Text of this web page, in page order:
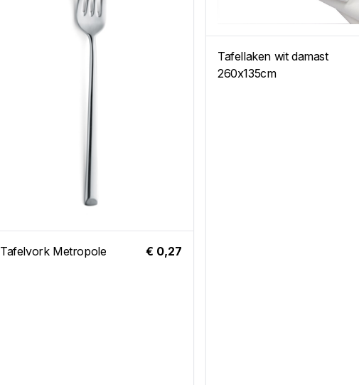
Tafelvork Metropole € 0,27
Tafellaken wit damast
260x135cm